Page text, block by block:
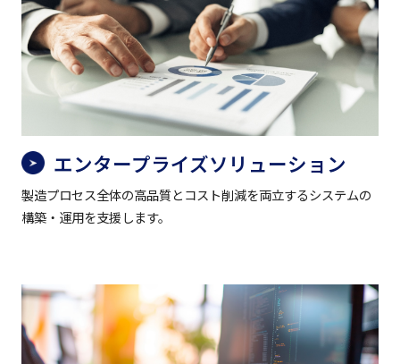
エンタープライズソリューション
製造プロセス全体の高品質とコスト削減を両立するシステムの
構築・運用を支援します。